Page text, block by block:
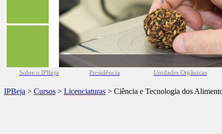
Sobre o IPBeja Presidência Unidades Orgânicas
IPBeja > Cursos > Licenciaturas > Ciência e Tecnologia dos